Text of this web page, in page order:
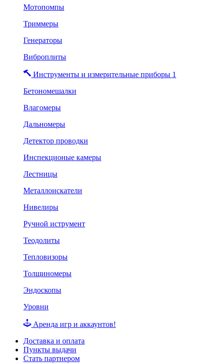
Мотопомпы
Триммеры
Генераторы
Виброплиты
Инструменты и измерительные приборы 1
Бетономешалки
Влагомеры
Дальномеры
Детектор проводки
Инспекционые камеры
Лестницы
Металлоискатели
Нивелиры
Ручной иструмент
Теодолиты
Тепловизоры
Толщиномеры
Эндоскопы
Уровни
Аренда игр и аккаунтов!
Доставка и оплата
Пункты выдачи
Стать партнером